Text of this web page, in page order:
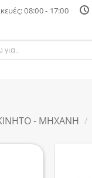
08:00 - 17:00
- ΜΗΧΑΝΗ /